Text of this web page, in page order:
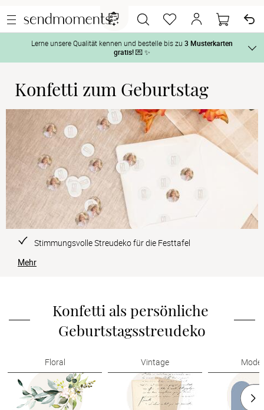
Tag der
Nach
Lerne unsere Qualität kennen und bestelle bis zu 3 Musterkarten
gratis!💌 ✨
Und so geht‘s:
2. Aktiviere „kostenlose Musterkarte“
auf der jeweiligen
Produktseite und lasse Dir die Karten kostenlos per Post zusenden.
Konfetti zum Geburtstag
Stimmungsvolle Streudeko für die Festtafel
Mehr
Konfetti als persönliche
Geburtstagsstreudeko
Floral Vintage